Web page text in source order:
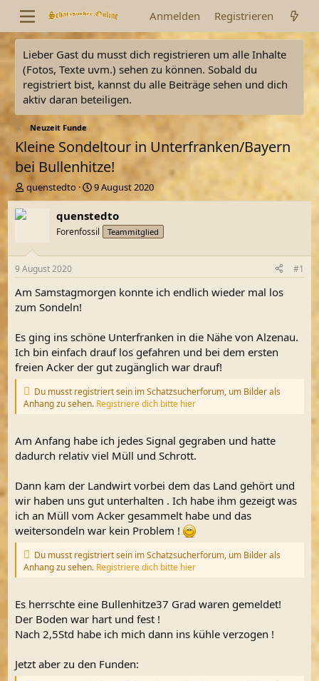
Anmelden Registrieren
Lieber Gast du musst dich registrieren um alle Inhalte
(Fotos, Texte uvm.) sehen zu können. Sobald du
registriert bist, kannst du alle Beiträge sehen und dich
aktiv daran beteiligen.
Neuzeit Funde
Kleine Sondeltour in Unterfranken/Bayern
bei Bullenhitze!
E
r
s
e
r
quenstedto
E
r
s
t
e
t
a
m
9 August 2020
quenstedto
Forenfossil Teammitglied
9 August 2020 #1
Am Samstagmorgen konnte ich endlich wieder mal los
zum Sondeln!
Es ging ins schöne Unterfranken in die Nähe von Alzenau.
Ich bin einfach drauf los gefahren und bei dem ersten
freien Acker der gut zugänglich war drauf!
Du musst registriert sein im Schatzsucherforum, um Bilder als
Anhang zu sehen. Registriere dich bitte hier
Am Anfang habe ich jedes Signal gegraben und hatte
dadurch relativ viel Müll und Schrott.
Dann kam der Landwirt vorbei dem das Land gehört und
wir haben uns gut unterhalten . Ich habe ihm gezeigt was
ich an Müll vom Acker gesammelt habe und das
weitersondeln war kein Problem !
Du musst registriert sein im Schatzsucherforum, um Bilder als
Anhang zu sehen. Registriere dich bitte hier
Es herrschte eine Bullenhitze37 Grad waren gemeldet!
Der Boden war hart und fest !
Nach 2,5Std habe ich mich dann ins kühle verzogen !
Jetzt aber zu den Funden: